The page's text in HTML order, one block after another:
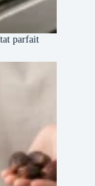
parfait